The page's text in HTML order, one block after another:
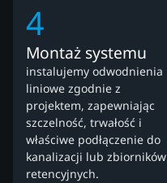
4
Montaż systemu
instalujemy odwodnienia
liniowe zgodnie z
projektem, zapewniając
szczelność, trwałość i
właściwe podłączenie do
kanalizacji lub zbiorników
retencyjnych.